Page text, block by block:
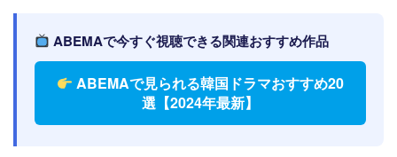
ABEMAで今すぐ視聴できる関連おすすめ作品
ABEMAで見られる韓国ドラマおすすめ20
選【2024年最新】